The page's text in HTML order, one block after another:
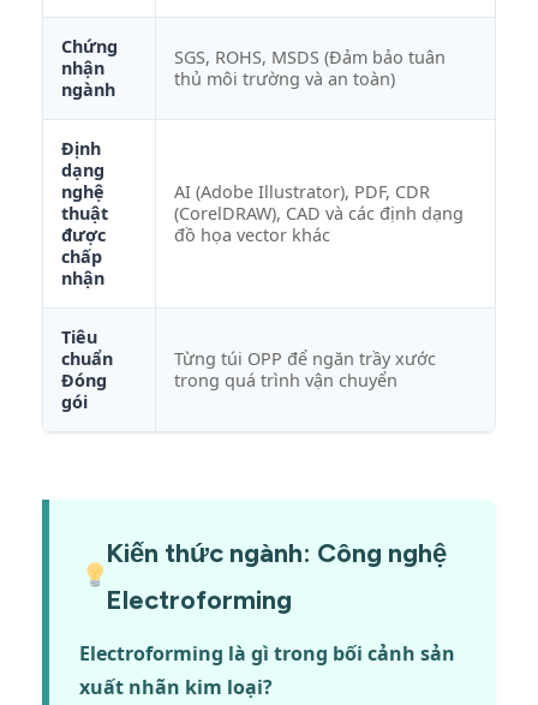
Chứng
nhận
ngành
SGS, ROHS, MSDS (Đảm bảo tuân
thủ môi trường và an toàn)
Định
dạng
nghệ
thuật
được
chấp
nhận
AI (Adobe Illustrator), PDF, CDR
(CorelDRAW), CAD và các định dạng
đồ họa vector khác
Tiêu
chuẩn
Đóng
gói
Từng túi OPP để ngăn trầy xước
trong quá trình vận chuyển
Kiến thức ngành: Công nghệ
Electroforming
Electroforming là gì trong bối cảnh sản
xuất nhãn kim loại?